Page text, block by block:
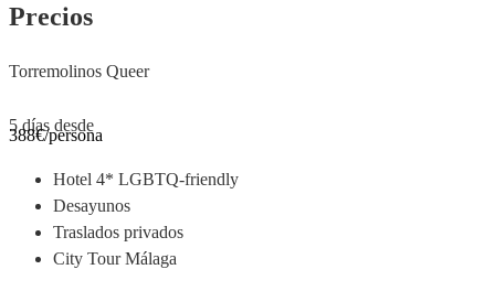
Precios
Torremolinos Queer
5 días desde
388€/persona
Hotel 4* LGBTQ-friendly
Desayunos
Traslados privados
City Tour Málaga